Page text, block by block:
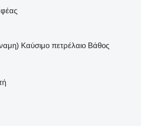
Καύσιμο πετρέλαιο Βάθος